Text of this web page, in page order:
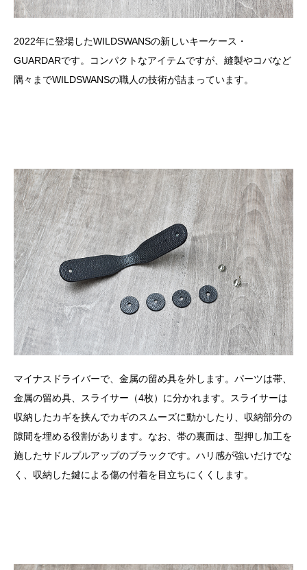
2022年に登場したWILDSWANSの新しいキーケース・
GUARDARです。コンパクトなアイテムですが、縫製やコバなど
隅々までWILDSWANSの職人の技術が詰まっています。
マイナスドライバーで、金属の留め具を外します。パーツは帯、
金属の留め具、スライサー（4枚）に分かれます。スライサーは
収納したカギを挟んでカギのスムーズに動かしたり、収納部分の
隙間を埋める役割があります。なお、帯の裏面は、型押し加工を
施したサドルプルアップのブラックです。ハリ感が強いだけでな
く、収納した鍵による傷の付着を目立ちにくくします。